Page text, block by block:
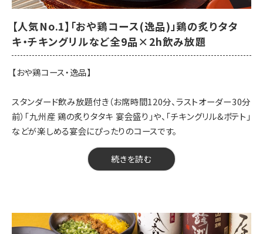
【鶏刺身】九州産 鶏の炙りタタキ 宴会盛り
【菜物】豆富の胡麻ドレサラダ
【揚物】あや鶏の特製唐揚げ
【焼物】チキングリル&ポテト ～ペッパーおろしソース～
【甘味】季節の甘味
【開催期間】2026年7月20日～
【来店時間】16時00分～23時15分
【予約期限】当日（23時までにご予約ください）
※※当日の人数変更・キャンセルは、キャンセル料が発生する可能
性がございます。前日までにお知らせください／当日の仕入れ状
【人気No.1】「おや鶏コース(逸品)」鶏の炙りタタ
キ・チキングリルなど全9品×2h飲み放題
【おや鶏コース・逸品】
スタンダード飲み放題付き（お席時間120分、ラストオーダー30分
前）「九州産 鶏の炙りタタキ 宴会盛り」や、「チキングリル&ポテト」
などが楽しめる宴会にぴったりのコースです。
続きを読む
【料金】4000円（税込）
【飲み放題】有 約60品以上